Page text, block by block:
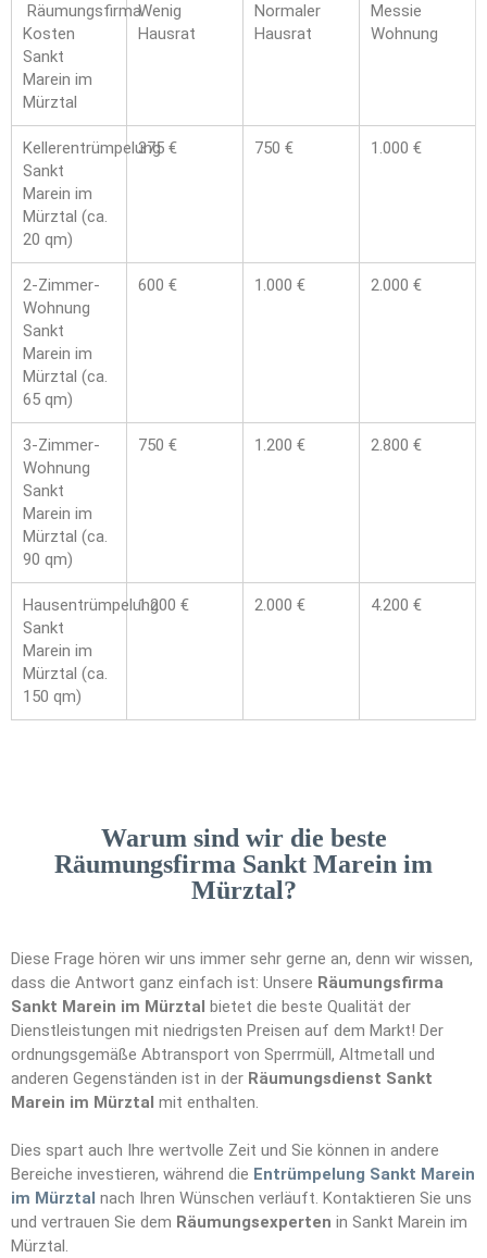
Räumungsfirma
Kosten
Sankt
Marein im
Mürztal
Wenig
Hausrat
Normaler
Hausrat
Messie
Wohnung
Kellerentrümpelung
Sankt
Marein im
Mürztal (ca.
20 qm)
375 € 750 € 1.000 €
2-Zimmer-
Wohnung
Sankt
Marein im
Mürztal (ca.
65 qm)
600 € 1.000 € 2.000 €
3-Zimmer-
Wohnung
Sankt
Marein im
Mürztal (ca.
90 qm)
750 € 1.200 € 2.800 €
Hausentrümpelung
Sankt
Marein im
Mürztal (ca.
150 qm)
1.200 € 2.000 € 4.200 €
Warum sind wir die beste
Räumungsfirma Sankt Marein im
Mürztal?
Diese Frage hören wir uns immer sehr gerne an, denn wir wissen,
dass die Antwort ganz einfach ist: Unsere Räumungsfirma
Sankt Marein im Mürztal
bietet die beste Qualität der
Dienstleistungen mit niedrigsten Preisen auf dem Markt! Der
ordnungsgemäße Abtransport von Sperrmüll, Altmetall und
anderen Gegenständen ist in der Räumungsdienst Sankt
Marein im Mürztal mit enthalten.
Dies spart auch Ihre wertvolle Zeit und Sie können in andere
Bereiche investieren, während die Entrümpelung Sankt Marein
im Mürztal nach Ihren Wünschen verläuft. Kontaktieren Sie uns
und vertrauen Sie dem Räumungsexperten in Sankt Marein im
Mürztal.